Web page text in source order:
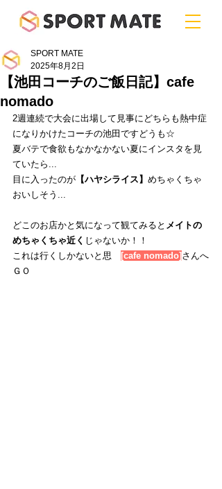
【池田コーチのご飯日記】cafe
nomado
SPORT MATE
2025年8月2日
2週連続で大会に出場して見事にどちらも熱中症
になりかけたコーチの池田ですどうも☆
夏バテで食欲もなかなかない夏にインスタを見
ていたら...
目に入ったのが 【ハヤシライス】 めちゃくちゃ
おいしそう...
どこのお店かと気になって観てみると メイトの
めちゃくちゃ近く じゃないか！！
これは行くしかないと思
[cafe nomado] さんへ
ＧＯ